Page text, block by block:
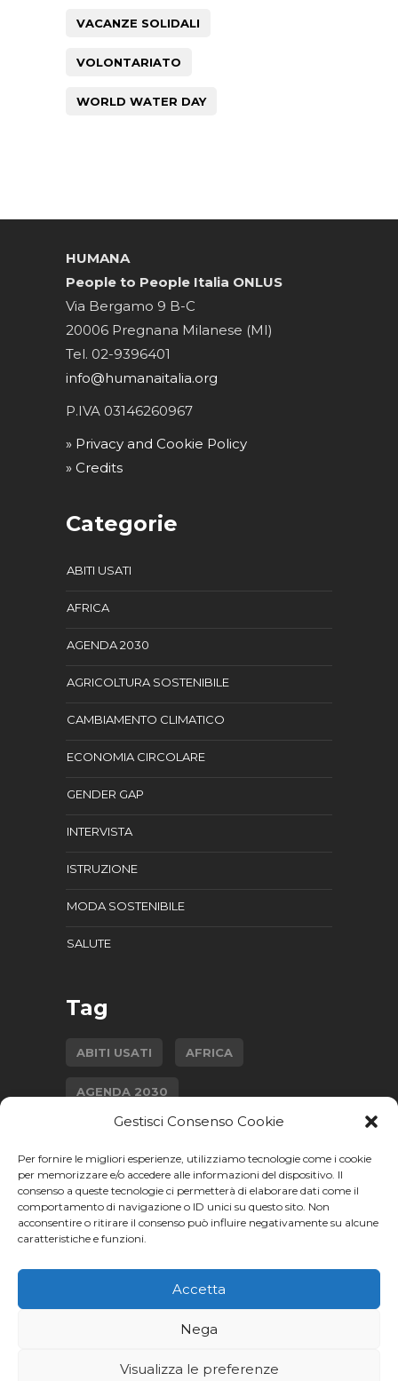
Gestisci Consenso Cookie
Per fornire le migliori esperienze, utilizziamo tecnologie come i cookie
per memorizzare e/o accedere alle informazioni del dispositivo. Il
consenso a queste tecnologie ci permetterà di elaborare dati come il
comportamento di navigazione o ID unici su questo sito. Non
acconsentire o ritirare il consenso può influire negativamente su alcune
caratteristiche e funzioni.
Accetta
Nega
Visualizza le preferenze
VACANZE SOLIDALI
VOLONTARIATO
WORLD WATER DAY
HUMANA
People to People Italia ONLUS
Via Bergamo 9 B-C
20006 Pregnana Milanese (MI)
Tel. 02-9396401
info@humanaitalia.org
P.IVA 03146260967
» Privacy and Cookie Policy
» Credits
Categorie
ABITI USATI
AFRICA
AGENDA 2030
AGRICOLTURA SOSTENIBILE
CAMBIAMENTO CLIMATICO
ECONOMIA CIRCOLARE
GENDER GAP
INTERVISTA
ISTRUZIONE
MODA SOSTENIBILE
SALUTE
Tag
ABITI USATI AFRICA
AGENDA 2030
AGRICOLTURA SOSTENIBILE
CAMBIAMENTO CLIMATICO
ECONOMIA CIRCOLARE
MODA SOSTENIBILE